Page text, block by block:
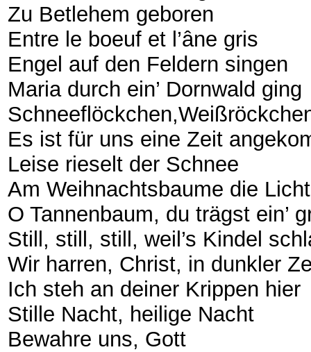
Zu Betlehem geboren
Entre le boeuf et l’âne gris
Engel auf den Feldern singen
Maria durch ein’ Dornwald ging
Es ist für uns eine Zeit
Leise rieselt der Schnee
Am Weihnachtsbaume die
O Tannenbaum, du trägst ein’
Still, still, still, weil’s Kindel
Wir harren, Christ, in dunkler
Ich steh an deiner Krippen hier
Stille Nacht, heilige Nacht
Bewahre uns, Gott